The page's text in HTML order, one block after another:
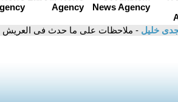
خليل - ملاحظات على ما حدث فى العريش